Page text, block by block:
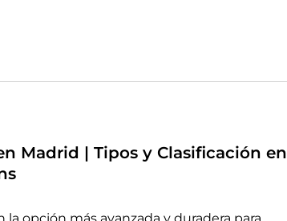
Madrid | Tipos y Clasificación en